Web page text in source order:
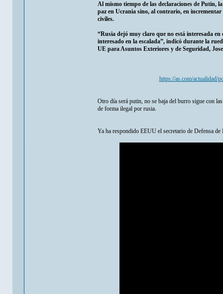
Al mismo tiempo de las declaraciones de Putin,
paz en Ucrania sino, al contrario, en
civiles.
“Rusia dejó muy claro que no está interesada
interesado en la escalada”, indicó durante la
UE para Asuntos Exteriores y de Seguridad,
https://as.com/actualidad/
Otro día será putin, no se baja del burro sigue con
de forma ilegal por rusia.
Ya ha respondido EEUU el secretario de Defensa